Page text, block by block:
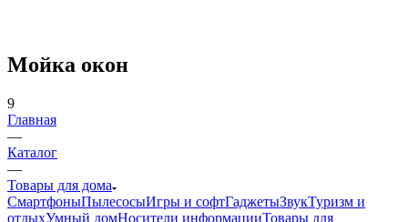
Мойка окон
9
Главная
—
Каталог
—
Товары для дома
СмартфоныПылесосыИгры и софтГаджетыЗвукТуризм и
отдыхУмный домНосители информацииТовары для